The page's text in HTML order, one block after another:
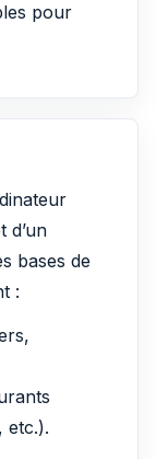
pour
d’un
bases de
:
etc.).